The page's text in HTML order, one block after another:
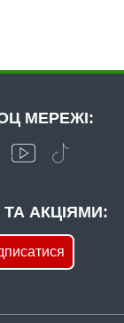
АКЦІЯМИ:
МЕРЕЖІ: